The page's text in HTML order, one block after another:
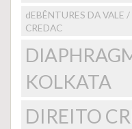
dEBÊNTURES DA VALE
CREDAC
KOLKATA
DIREITO